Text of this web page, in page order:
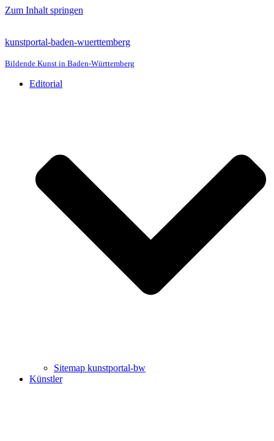
Zum Inhalt springen
kunstportal-baden-wuerttemberg
Bildende Kunst in Baden-Württemberg
Editorial
Sitemap kunstportal-bw
Künstler